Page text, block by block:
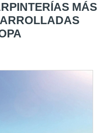
MÁS